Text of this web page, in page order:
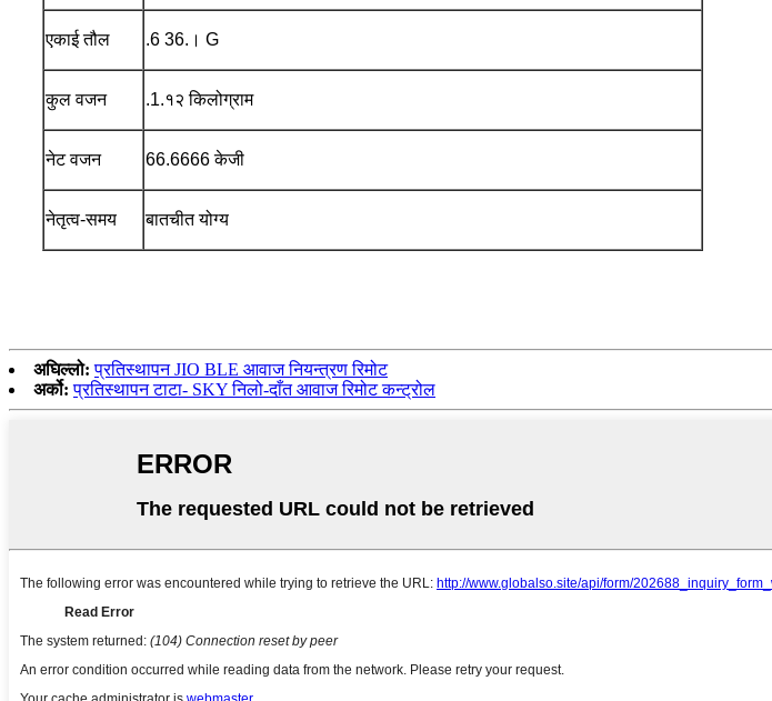
एकाई तौल .6 36.। G
कुल वजन .1.१२ किलोग्राम
नेट वजन 66.6666 केजी
नेतृत्व-समय बातचीत योग्य
अघिल्लो: प्रतिस्थापन JIO BLE आवाज नियन्त्रण रिमोट
अर्को: प्रतिस्थापन टाटा- SKY निलो-दाँत आवाज रिमोट कन्ट्रोल